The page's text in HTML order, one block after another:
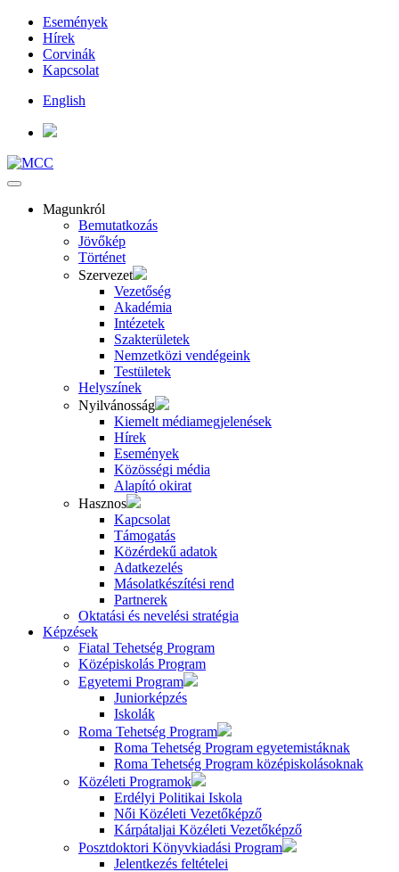
Események
Hírek
Corvinák
Kapcsolat
English
Magunkról
Bemutatkozás
Jövőkép
Történet
Szervezet
Vezetőség
Akadémia
Intézetek
Szakterületek
Nemzetközi vendégeink
Testületek
Helyszínek
Nyilvánosság
Kiemelt médiamegjelenések
Hírek
Események
Közösségi média
Alapító okirat
Hasznos
Kapcsolat
Támogatás
Közérdekű adatok
Adatkezelés
Másolatkészítési rend
Partnerek
Oktatási és nevelési stratégia
Képzések
Fiatal Tehetség Program
Középiskolás Program
Egyetemi Program
Juniorképzés
Iskolák
Roma Tehetség Program
Roma Tehetség Program egyetemistáknak
Roma Tehetség Program középiskolásoknak
Közéleti Programok
Erdélyi Politikai Iskola
Női Közéleti Vezetőképző
Kárpátaljai Közéleti Vezetőképző
Posztdoktori Könyvkiadási Program
Jelentkezés feltételei